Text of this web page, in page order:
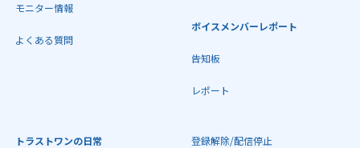
モニター情報
よくある質問
ボイスメンバーレポート
告知板
レポート
トラストワンの日常 登録解除/配信停止